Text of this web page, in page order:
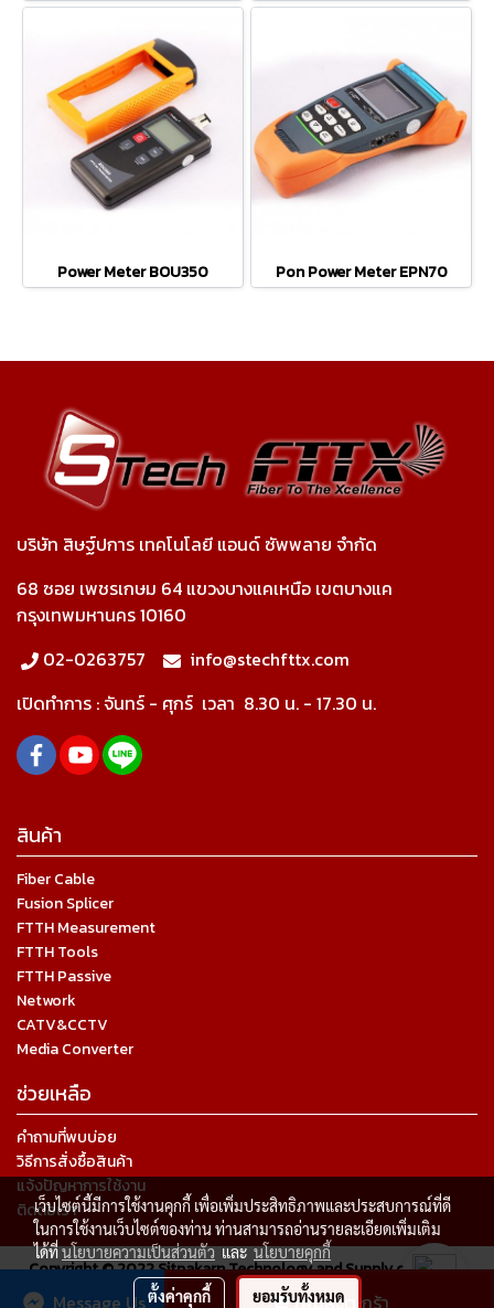
เพิ่มลงตะกร้า
Message Us
Power Meter BOU350 Pon Power Meter EPN70
บริษัท สิษฐ์ปการ เทคโนโลยี แอนด์ ซัพพลาย จำกัด
68 ซอย เพชรเกษม 64 แขวงบางแคเหนือ เขตบางแค
กรุงเทพมหานคร 10160
02-0263757
info@stechfttx.com
เปิดทำการ :จันทร์ - ศุกร์ เวลา 8.30 น. - 17.30 น.
สินค้า
Fiber Cable
Fusion Splicer
FTTH Measurement
FTTH Tools
FTTH Passive
Network
CATV&CCTV
Media Converter
ช่วยเหลือ
คำถามที่พบบ่อย
วิธีการสั่งซื้อสินค้า
แจ้งปัญหาการใช้งาน
ติดต่อเรา
Copyright © 2022 Sitpakarn Technology and Supply co.,ltd. All
rights reserved.
เว็บไซต์นี้มีการใช้งานคุกกี้ เพื่อเพิ่มประสิทธิภาพและประสบการณ์ที่ดี
ในการใช้งานเว็บไซต์ของท่าน ท่านสามารถอ่านรายละเอียดเพิ่มเติม
ได้ที่นโยบายความเป็นส่วนตัวและนโยบายคุกกี้
ตั้งค่าคุกกี้ ยอมรับทั้งหมด